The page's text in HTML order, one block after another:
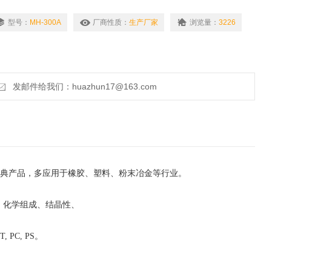
型号： MH-300A 厂商性质： 生产厂家 浏览量： 3226
发邮件给我们：huazhun17@163.com
产品，多应用于橡胶、塑料、粉末冶金等行业。
学组成、结晶性、
PC, PS。